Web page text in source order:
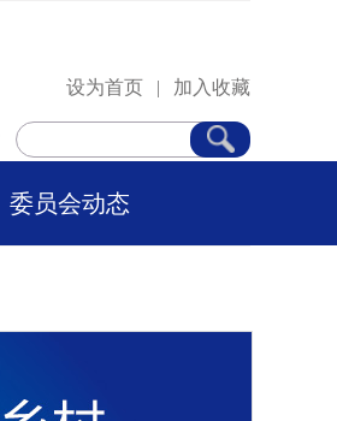
设为首页 | 加入收藏
委员会动态